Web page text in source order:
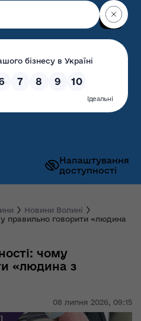
Налаштування
доступності
обласна
Новини Волині
правильно говорити «людина
08 липня 2026, 09:15
чому
«людина з